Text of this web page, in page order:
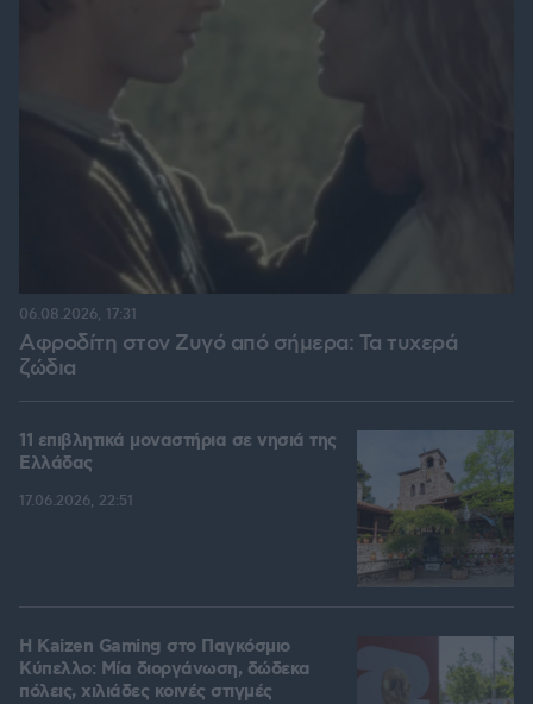
Αφροδίτη στον Ζυγό από σήμερα: Τα τυχερά
ζώδια
06.08.2026, 17:31
11 επιβλητικά μοναστήρια σε νησιά της
Ελλάδας
17.06.2026, 22:51
H Kaizen Gaming στο Παγκόσμιο
Kύπελλο: Μία διοργάνωση, δώδεκα
πόλεις, χιλιάδες κοινές στιγμές